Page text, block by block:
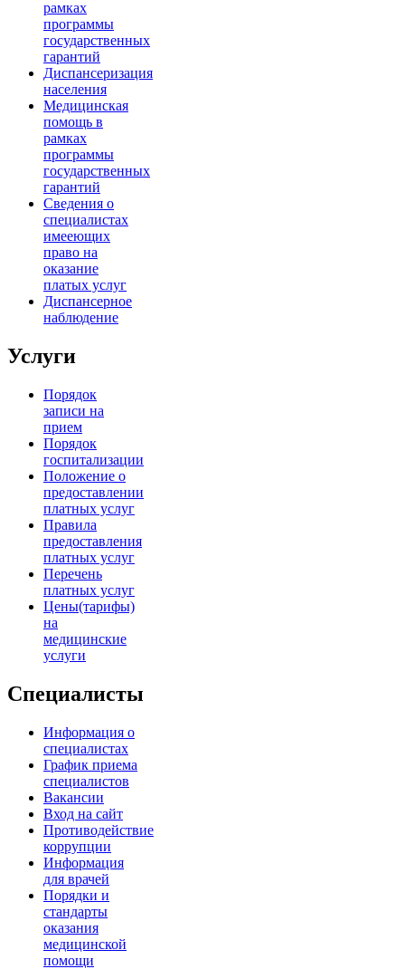
рамках
программы
государственных
гарантий
Диспансеризация
населения
Медицинская
помощь в
рамках
программы
государственных
гарантий
Сведения о
специалистах
имееющих
право на
оказание
платых услуг
Диспансерное
наблюдение
Услуги
Порядок
записи на
прием
Порядок
госпитализации
Положение о
предоставлении
платных услуг
Правила
предоставления
платных услуг
Перечень
платных услуг
Цены(тарифы)
на
медицинские
услуги
Специалисты
Информация о
специалистах
График приема
специалистов
Вакансии
Вход на сайт
Противодействие
коррупции
Информация
для врачей
Порядки и
стандарты
оказания
медицинской
помощи